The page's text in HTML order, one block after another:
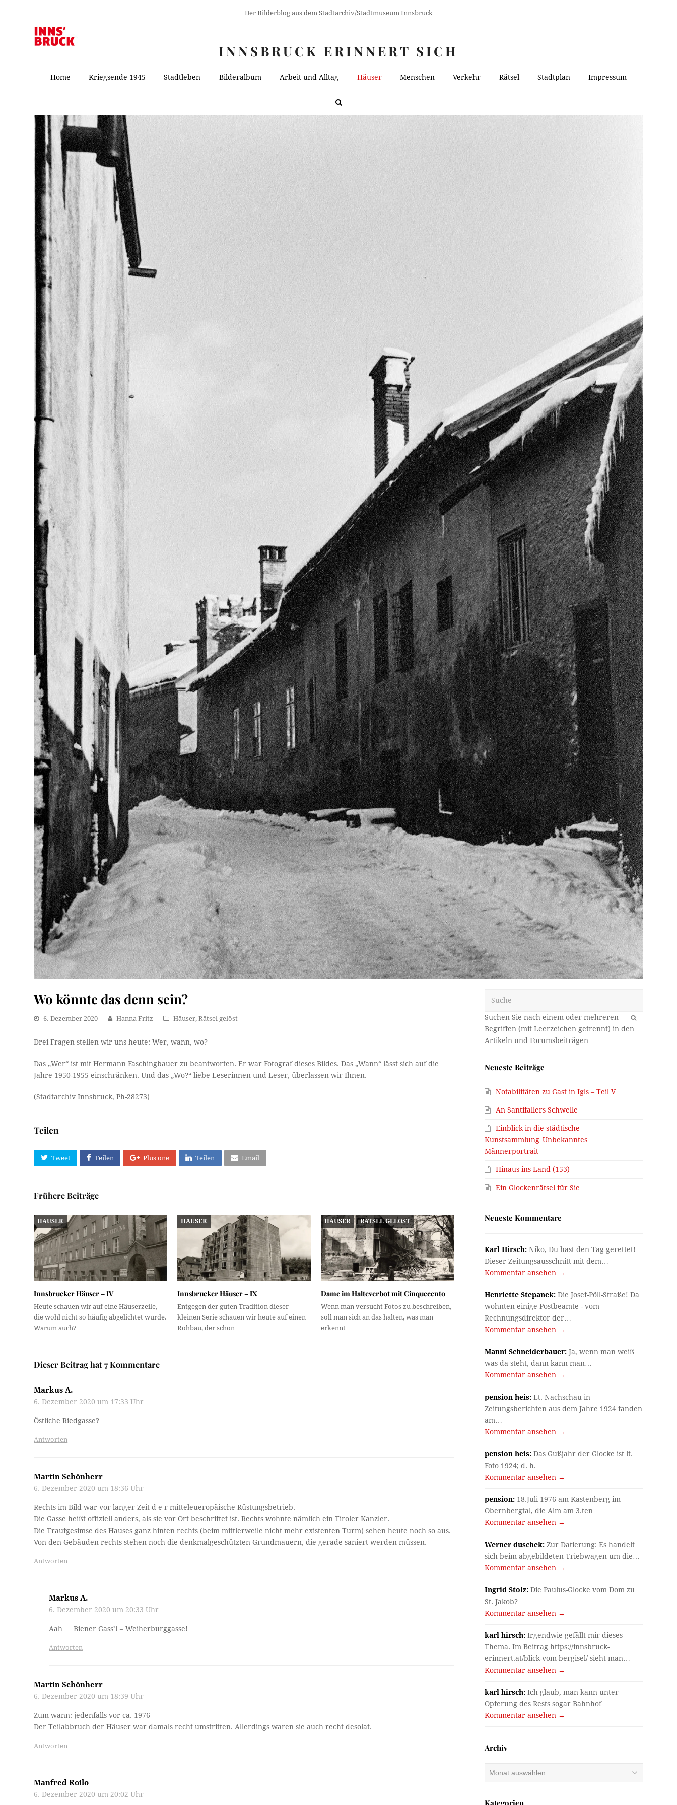
Der Bilderblog aus dem Stadtarchiv/Stadtmuseum Innsbruck
INNSBRUCK ERINNERT SICH
Home Kriegsende 1945 Stadtleben Bilderalbum Arbeit und Alltag Häuser Menschen Verkehr Rätsel Stadtplan Impressum
Wo könnte das denn sein?
6. Dezember 2020 Hanna Fritz Häuser,Rätsel gelöst
Drei Fragen stellen wir uns heute: Wer, wann, wo?
Das „Wer“ ist mit Hermann Faschingbauer zu beantworten. Er war Fotograf dieses Bildes. Das „Wann“ lässt sich auf die
Jahre 1950-1955 einschränken. Und das „Wo?“ liebe Leserinnen und Leser, überlassen wir Ihnen.
(Stadtarchiv Innsbruck, Ph-28273)
Teilen
Tweet Teilen Plus one Teilen Email
Frühere Beiträge
HÄUSER
Innsbrucker Häuser – IV
Heute schauen wir auf eine Häuserzeile,
die wohl nicht so häufig abgelichtet wurde.
Warum auch?…
HÄUSER
Innsbrucker Häuser – IX
Entgegen der guten Tradition dieser
kleinen Serie schauen wir heute auf einen
Rohbau, der schon…
HÄUSER RÄTSEL GELÖST
Dame im Halteverbot mit Cinquecento
Wenn man versucht Fotos zu beschreiben,
soll man sich an das halten, was man
erkennt…
Dieser Beitrag hat 7 Kommentare
Markus A.
6. Dezember 2020 um 17:33 Uhr
Östliche Riedgasse?
Antworten
Martin Schönherr
6. Dezember 2020 um 18:36 Uhr
Rechts im Bild war vor langer Zeit d e r mitteleueropäische Rüstungsbetrieb.
Die Gasse heißt offiziell anders, als sie vor Ort beschriftet ist. Rechts wohnte nämlich ein Tiroler Kanzler.
Die Traufgesimse des Hauses ganz hinten rechts (beim mittlerweile nicht mehr existenten Turm) sehen heute noch so aus.
Von den Gebäuden rechts stehen noch die denkmalgeschützten Grundmauern, die gerade saniert werden müssen.
Antworten
Markus A.
6. Dezember 2020 um 20:33 Uhr
Aah … Biener Gass’l = Weiherburggasse!
Antworten
Martin Schönherr
6. Dezember 2020 um 18:39 Uhr
Zum wann: jedenfalls vor ca. 1976
Der Teilabbruch der Häuser war damals recht umstritten. Allerdings waren sie auch recht desolat.
Antworten
Manfred Roilo
6. Dezember 2020 um 20:02 Uhr
OK
Neueste Beiträge
Notabilitäten zu Gast in Igls – Teil V
An Santifallers Schwelle
Einblick in die städtische
Kunstsammlung_Unbekanntes
Männerportrait
Hinaus ins Land (153)
Ein Glockenrätsel für Sie
Neueste Kommentare
Karl Hirsch: Niko, Du hast den Tag gerettet!
Dieser Zeitungsausschnitt mit dem…
Kommentar ansehen →
Henriette Stepanek: Die Josef-Pöll-Straße! Da
wohnten einige Postbeamte - vom
Rechnungsdirektor der…
Kommentar ansehen →
Manni Schneiderbauer: Ja, wenn man weiß
was da steht, dann kann man…
Kommentar ansehen →
pension heis: Lt. Nachschau in
Zeitungsberichten aus dem Jahre 1924 fanden
am…
Kommentar ansehen →
pension heis: Das Gußjahr der Glocke ist lt.
Foto 1924; d. h.…
Kommentar ansehen →
pension: 18.Juli 1976 am Kastenberg im
Obernbergtal, die Alm am 3.ten…
Kommentar ansehen →
Werner duschek: Zur Datierung: Es handelt
sich beim abgebildeten Triebwagen um die…
Kommentar ansehen →
Ingrid Stolz: Die Paulus-Glocke vom Dom zu
St. Jakob?
Kommentar ansehen →
karl hirsch: Irgendwie gefällt mir dieses
Thema. Im Beitrag https://innsbruck-
erinnert.at/blick-vom-bergisel/ sieht man…
Kommentar ansehen →
karl hirsch: Ich glaub, man kann unter
Opferung des Rests sogar Bahnhof…
Kommentar ansehen →
Archiv
Kategorien